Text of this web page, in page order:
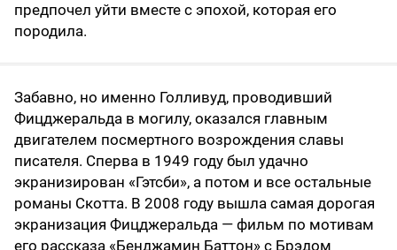
предпочел уйти вместе с эпохой, которая его
породила.
Забавно, но именно Голливуд, проводивший
Фицджеральда в могилу, оказался главным
двигателем посмертного возрождения славы
писателя. Сперва в 1949 году был удачно
экранизирован «Гэтсби», а потом и все остальные
романы Скотта. В 2008 году вышла самая дорогая
экранизация Фицджеральда — фильм по мотивам
его рассказа «Бенджамин Баттон» с Брэдом